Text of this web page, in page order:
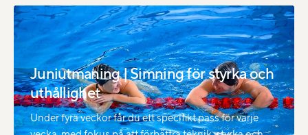
Juniutmaning | Simning för styrka och
uthållighet
Under fyra veckor får du ett specifikt pass för varje